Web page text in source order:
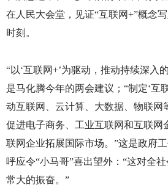
在人民大会堂，见证“互联网+”概念
时刻。
“以‘互联网+’为驱动，推动持续深入
是马化腾今年的两会建议；“制定‘互
动互联网、云计算、大数据、物联网
促进电子商务、工业互联网和互联网
联网企业拓展国际市场。”这是政府
呼应令“小马哥”喜出望外：“这对全
常大的振奋。”